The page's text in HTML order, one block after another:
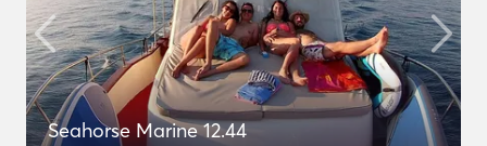
Seahorse Marine 12.44